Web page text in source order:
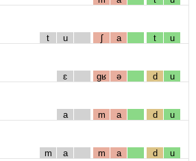
t u ʃ a t u
ɛ gʁ ə d u
a m a d u
m a m a d u